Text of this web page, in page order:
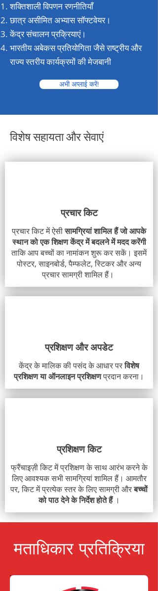
शक्तिशाली विपणन रणनीतियाँ
छात्र असीमित अभ्यास सॉफ्टवेयर।
केंद्र संचालन प्रक्रियाएं।
भारतीय अबेकस प्रतियोगिता जैसे राष्ट्रीय और
राज्य स्तरीय कार्यक्रमों की मेजबानी
अभी अप्लाई करें!
विशेष सहायता और सेवाएं
प्रचार किट
प्रचार किट में ऐसीसामग्रियां शामिल हैं जो आपके
स्थान को एक शिक्षण केंद्र में बदलने में मदद करेंगी
ताकि आप बच्चों का नामांकन शुरू कर सकें। इसमें
पोस्टर, साइनबोर्ड, पैम्फलेट, स्टिकर और अन्य
प्रचार सामग्री शामिल हैं।
प्रशिक्षण और अपडेट
केंद्र के मालिक की पसंद के आधार परविशेष
प्रशिक्षण या ऑनलाइन प्रशिक्षणप्रदान करना।
प्रशिक्षण किट
फ्रैंचाइज़ी किट में प्रशिक्षण के साथ आरंभ करने के
लिए आवश्यक सभी सामग्रियां शामिल हैं। आमतौर
पर, किट में प्रत्येक स्तर के लिए सामग्री औरबच्चों
को पाठ देने के निर्देश होते हैं।
मताधिकार प्रतिक्रिया